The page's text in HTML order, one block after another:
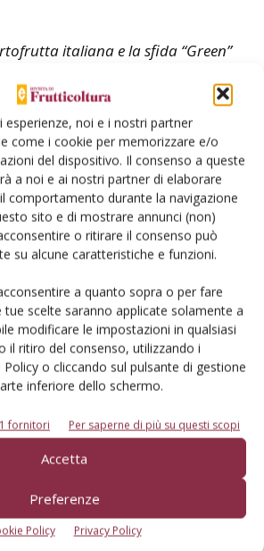
esperienze, noi e i nostri partner
come i cookie per memorizzare e/o
del dispositivo. Il consenso a queste
a noi e ai nostri partner di elaborare
comportamento durante la navigazione
sito e di mostrare annunci (non)
o ritirare il consenso può
su alcune caratteristiche e funzioni.
a quanto sopra o per fare
tue scelte saranno applicate solamente a
modificare le impostazioni in qualsiasi
il ritiro del consenso, utilizzando i
o cliccando sul pulsante di gestione
inferiore dello schermo.
fornitori Per saperne di più su questi scopi
Accetta
Preferenze
Policy Privacy Policy
italiana e la sfida “Green”
prodotto!
Cerca adesso